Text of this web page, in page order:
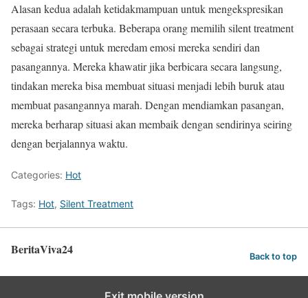
Alasan kedua adalah ketidakmampuan untuk mengekspresikan
perasaan secara terbuka. Beberapa orang memilih silent treatment
sebagai strategi untuk meredam emosi mereka sendiri dan
pasangannya. Mereka khawatir jika berbicara secara langsung,
tindakan mereka bisa membuat situasi menjadi lebih buruk atau
membuat pasangannya marah. Dengan mendiamkan pasangan,
mereka berharap situasi akan membaik dengan sendirinya seiring
dengan berjalannya waktu.
Categories: Hot
Tags: Hot, Silent Treatment
BeritaViva24 Back to top